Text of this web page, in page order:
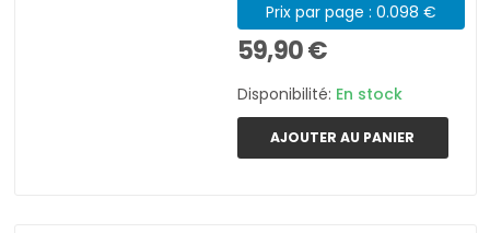
Prix par page : 0.098 €
59,90 €
Disponibilité: En stock
AJOUTER AU PANIER